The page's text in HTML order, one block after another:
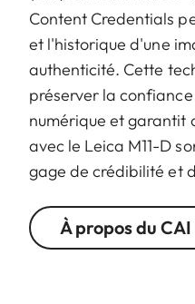
Content Credentials
et l'historique d'une
authenticité. Cette
préserver la
numérique et garantit
avec le Leica M11-D
gage de crédibilité et
À propos du CAI